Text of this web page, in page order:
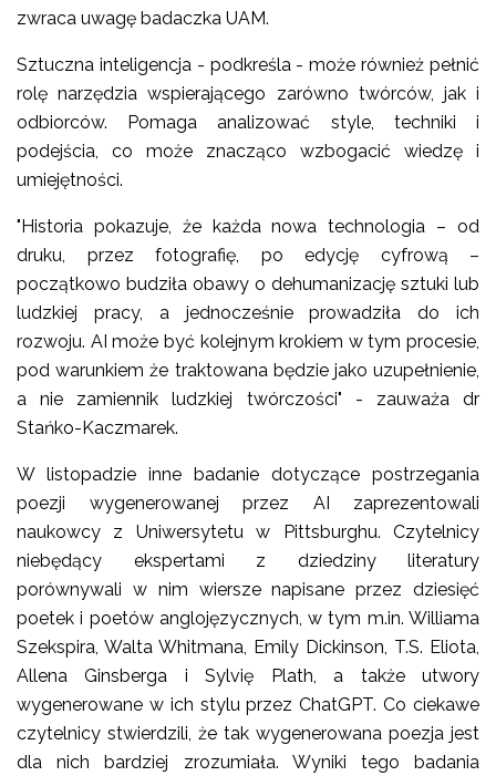
zwraca uwagę badaczka UAM.
Sztuczna inteligencja - podkreśla - może również pełnić
rolę narzędzia wspierającego zarówno twórców, jak i
odbiorców. Pomaga analizować style, techniki i
podejścia, co może znacząco wzbogacić wiedzę i
umiejętności.
"Historia pokazuje, że każda nowa technologia – od
druku, przez fotografię, po edycję cyfrową –
początkowo budziła obawy o dehumanizację sztuki lub
ludzkiej pracy, a jednocześnie prowadziła do ich
rozwoju. AI może być kolejnym krokiem w tym procesie,
pod warunkiem że traktowana będzie jako uzupełnienie,
a nie zamiennik ludzkiej twórczości" - zauważa dr
Stańko-Kaczmarek.
W listopadzie inne badanie dotyczące postrzegania
poezji wygenerowanej przez AI zaprezentowali
naukowcy z Uniwersytetu w Pittsburghu. Czytelnicy
niebędący ekspertami z dziedziny literatury
porównywali w nim wiersze napisane przez dziesięć
poetek i poetów anglojęzycznych, w tym m.in. Williama
Szekspira, Walta Whitmana, Emily Dickinson, T.S. Eliota,
Allena Ginsberga i Sylvię Plath, a także utwory
wygenerowane w ich stylu przez ChatGPT. Co ciekawe
czytelnicy stwierdzili, że tak wygenerowana poezja jest
dla nich bardziej zrozumiała. Wyniki tego badania